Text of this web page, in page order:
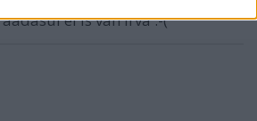
el is van írva :-(